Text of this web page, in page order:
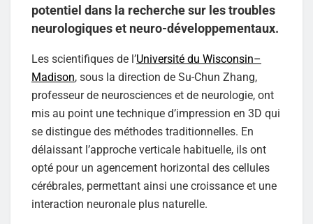
potentiel dans la recherche sur les troubles
neurologiques et neuro-développementaux.
Les scientifiques de l’Université du Wisconsin–
Madison, sous la direction de Su-Chun Zhang,
professeur de neurosciences et de neurologie, ont
mis au point une technique d’impression en 3D qui
se distingue des méthodes traditionnelles. En
délaissant l’approche verticale habituelle, ils ont
opté pour un agencement horizontal des cellules
cérébrales, permettant ainsi une croissance et une
interaction neuronale plus naturelle.